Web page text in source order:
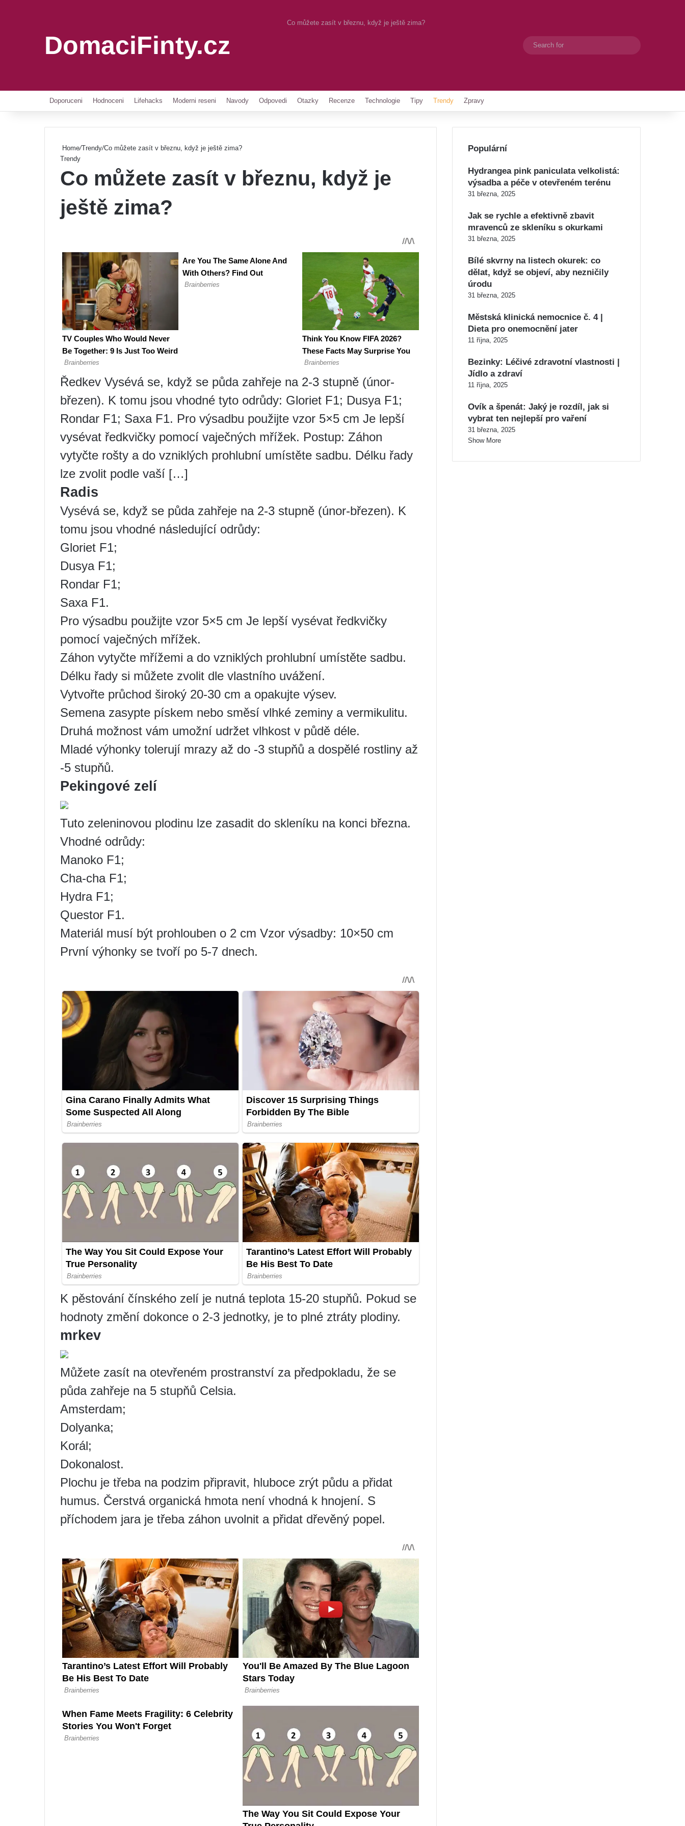
DomaciFinty.cz
Co můžete zasít v březnu, když je ještě zima?
Switch skin
Doporuceni Hodnoceni Lifehacks Moderni reseni Navody Odpovedi Otazky Recenze Technologie Tipy Trendy Zpravy
Home/Trendy/Co můžete zasít v březnu, když je ještě zima?
Trendy
Co můžete zasít v březnu, když je
ještě zima?
Ředkev Vysévá se, když se půda zahřeje na 2-3 stupně (únor-
březen). K tomu jsou vhodné tyto odrůdy: Gloriet F1; Dusya F1;
Rondar F1; Saxa F1. Pro výsadbu použijte vzor 5×5 cm Je lepší
vysévat ředkvičky pomocí vaječných mřížek. Postup: Záhon
vytyčte rošty a do vzniklých prohlubní umístěte sadbu. Délku řady
lze zvolit podle vaší […]
Radis
Vysévá se, když se půda zahřeje na 2-3 stupně (únor-březen). K
tomu jsou vhodné následující odrůdy:
Gloriet F1;
Dusya F1;
Rondar F1;
Saxa F1.
Pro výsadbu použijte vzor 5×5 cm Je lepší vysévat ředkvičky
pomocí vaječných mřížek.
Záhon vytyčte mřížemi a do vzniklých prohlubní umístěte sadbu.
Délku řady si můžete zvolit dle vlastního uvážení.
Vytvořte průchod široký 20-30 cm a opakujte výsev.
Semena zasypte pískem nebo směsí vlhké zeminy a vermikulitu.
Druhá možnost vám umožní udržet vlhkost v půdě déle.
Mladé výhonky tolerují mrazy až do -3 stupňů a dospělé rostliny až
-5 stupňů.
Pekingové zelí
Tuto zeleninovou plodinu lze zasadit do skleníku na konci března.
Vhodné odrůdy:
Manoko F1;
Cha-cha F1;
Hydra F1;
Questor F1.
Materiál musí být prohlouben o 2 cm Vzor výsadby: 10×50 cm
První výhonky se tvoří po 5-7 dnech.
K pěstování čínského zelí je nutná teplota 15-20 stupňů. Pokud se
hodnoty změní dokonce o 2-3 jednotky, je to plné ztráty plodiny.
mrkev
Můžete zasít na otevřeném prostranství za předpokladu, že se
půda zahřeje na 5 stupňů Celsia.
Amsterdam;
Dolyanka;
Korál;
Dokonalost.
Plochu je třeba na podzim připravit, hluboce zrýt půdu a přidat
humus. Čerstvá organická hmota není vhodná k hnojení. S
příchodem jara je třeba záhon uvolnit a přidat dřevěný popel.
Populární
Hydrangea pink paniculata velkolistá:
výsadba a péče v otevřeném terénu
31 března, 2025
Jak se rychle a efektivně zbavit
mravenců ze skleníku s okurkami
31 března, 2025
Bílé skvrny na listech okurek: co
dělat, když se objeví, aby nezničily
úrodu
31 března, 2025
Městská klinická nemocnice č. 4 |
Dieta pro onemocnění jater
11 října, 2025
Bezinky: Léčivé zdravotní vlastnosti |
Jídlo a zdraví
11 října, 2025
Ovík a špenát: Jaký je rozdíl, jak si
vybrat ten nejlepší pro vaření
31 března, 2025
Show More